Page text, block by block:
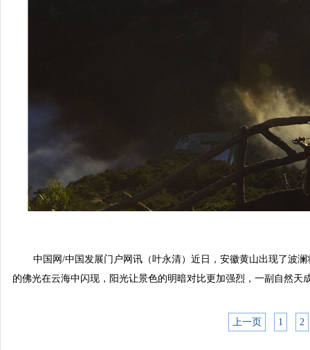
中国网/中国发展门户网讯（叶永清）近日，安徽黄山出现了波
的佛光在云海中闪现，阳光让景色的明暗对比更加强烈，一副自然天
上一页 1 2